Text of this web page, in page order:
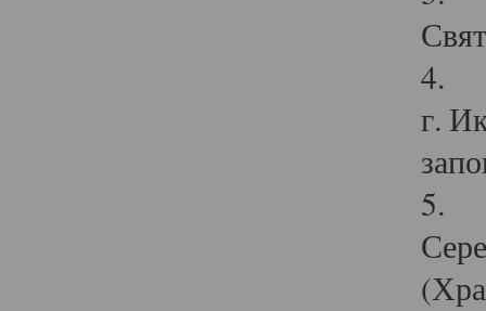
4.
г.
5.